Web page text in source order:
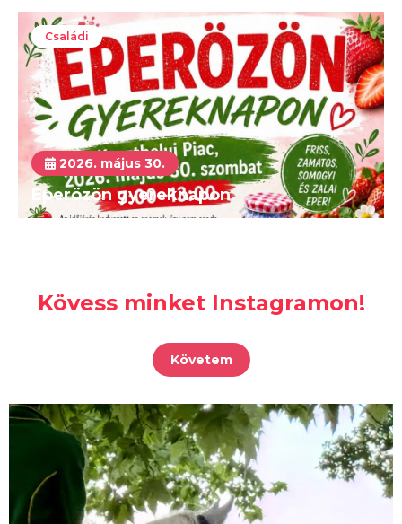
Családi
2026. május 30.
Eperözön gyereknapon
Kövess minket Instagramon!
Követem